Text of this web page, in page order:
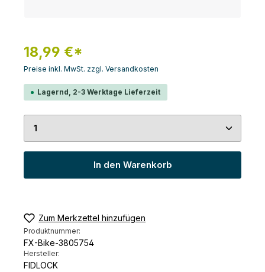
18,99 €*
Preise inkl. MwSt. zzgl. Versandkosten
Lagernd, 2-3 Werktage Lieferzeit
Produkt Anzahl: Gib den gewünschten Wert
In den Warenkorb
Zum Merkzettel hinzufügen
Produktnummer:
FX-Bike-3805754
Hersteller:
FIDLOCK